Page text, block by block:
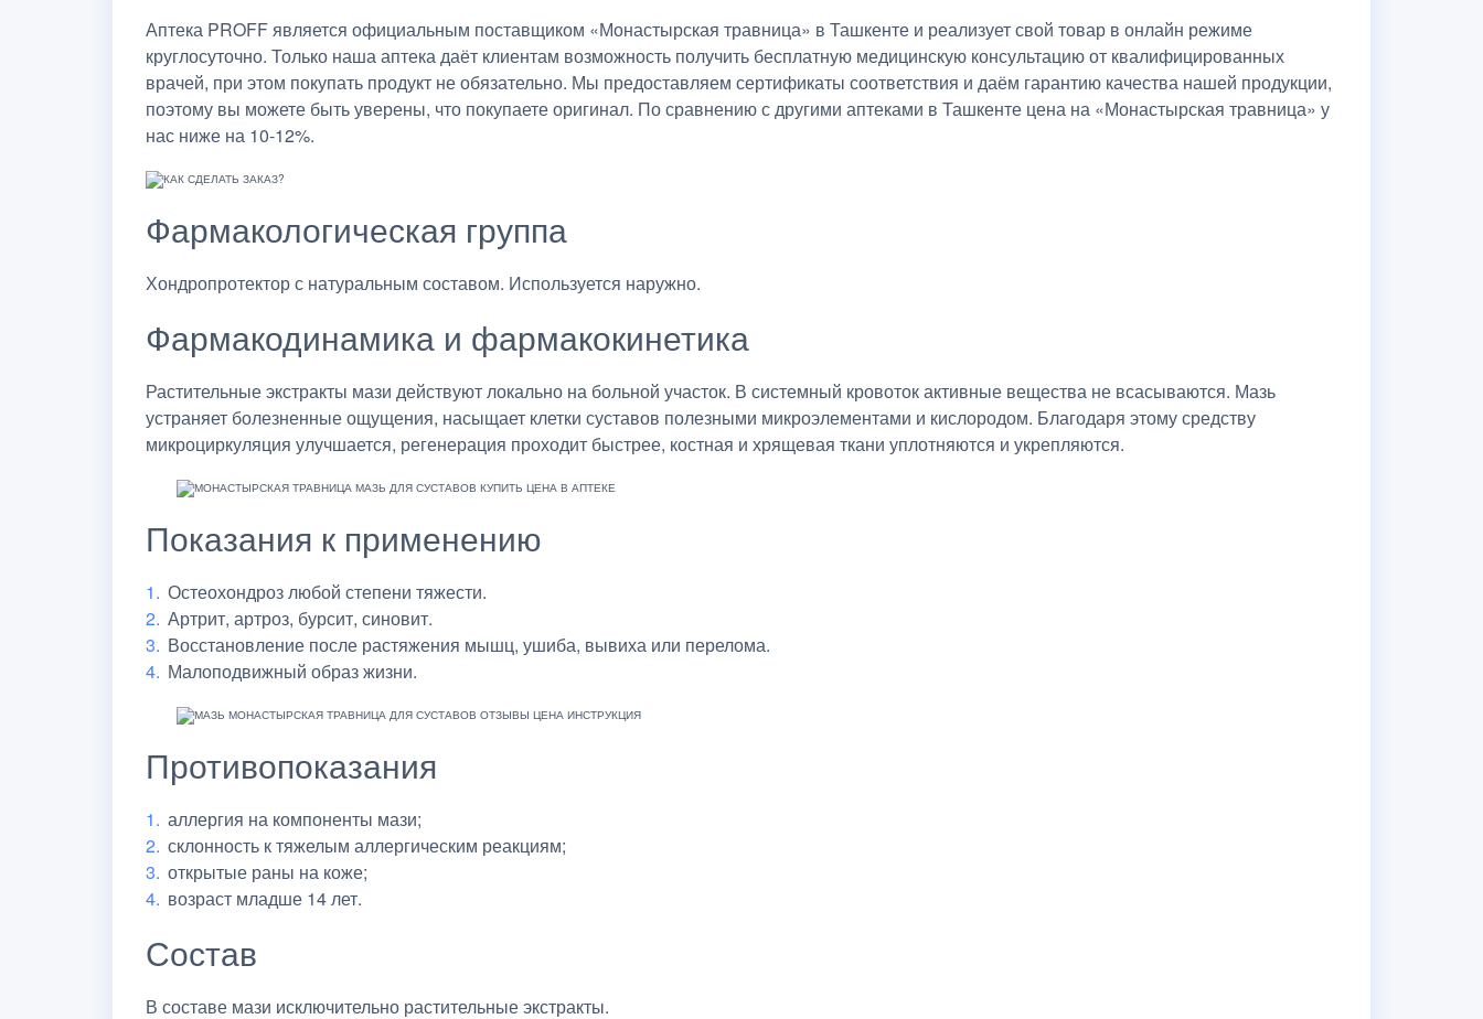
Аптека PROFF является официальным поставщиком «Монастырская травница» в Ташкенте и реализует свой товар в онлайн режиме
круглосуточно. Только наша аптека даёт клиентам возможность получить бесплатную медицинскую консультацию от квалифицированных
врачей, при этом покупать продукт не обязательно. Мы предоставляем сертификаты соответствия и даём гарантию качества нашей продукции,
поэтому вы можете быть уверены, что покупаете оригинал. По сравнению с другими аптеками в Ташкенте цена на «Монастырская травница» у
нас ниже на 10-12%.
Фармакологическая группа
Хондропротектор с натуральным составом. Используется наружно.
Фармакодинамика и фармакокинетика
Растительные экстракты мази действуют локально на больной участок. В системный кровоток активные вещества не всасываются. Мазь
устраняет болезненные ощущения, насыщает клетки суставов полезными микроэлементами и кислородом. Благодаря этому средству
микроциркуляция улучшается, регенерация проходит быстрее, костная и хрящевая ткани уплотняются и укрепляются.
Показания к применению
Остеохондроз любой степени тяжести.
Артрит, артроз, бурсит, синовит.
Восстановление после растяжения мышц, ушиба, вывиха или перелома.
Малоподвижный образ жизни.
Противопоказания
аллергия на компоненты мази;
склонность к тяжелым аллергическим реакциям;
открытые раны на коже;
возраст младше 14 лет.
Состав
В составе мази исключительно растительные экстракты.